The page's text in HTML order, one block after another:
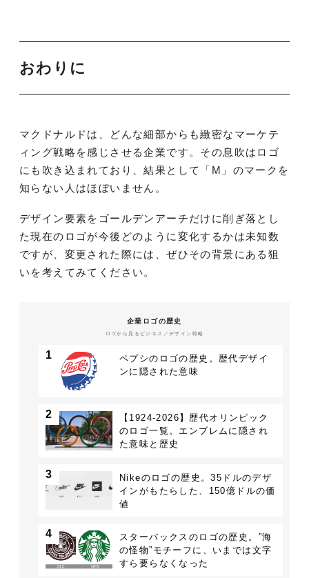
おわりに
マクドナルドは、どんな細部からも緻密なマーケテ
ィング戦略を感じさせる企業です。その息吹はロゴ
にも吹き込まれており、結果として「M」のマークを
知らない人はほぼいません。
デザイン要素をゴールデンアーチだけに削ぎ落とし
た現在のロゴが今後どのように変化するかは未知数
ですが、変更された際には、ぜひその背景にある狙
いを考えてみてください。
企業ロゴの歴史
ロゴから見るビジネス／デザイン戦略
1
ペプシのロゴの歴史。歴代デザイ
ンに隠された意味
2
【1924-2026】歴代オリンピック
のロゴ一覧。エンブレムに隠され
た意味と歴史
3
Nikeのロゴの歴史。35ドルのデザ
インがもたらした、150億ドルの価
値
4
スターバックスのロゴの歴史。”海
の怪物”モチーフに、いまでは文字
すら要らなくなった